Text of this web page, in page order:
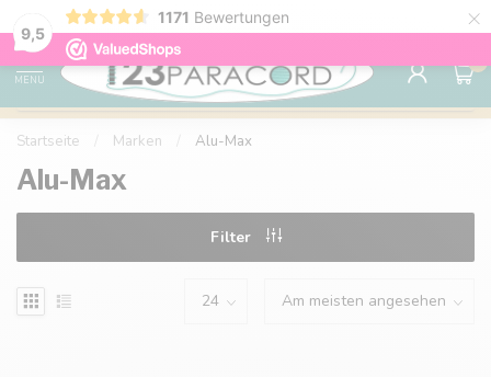
9,5
1171 Bewertungen ×
Kostenlose Lieferung nach Hause ab 150 €
MENU
0
Startseite Marken Alu-Max
Alu-Max
Filter